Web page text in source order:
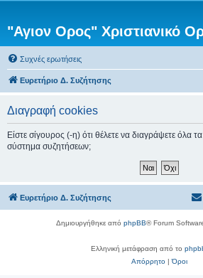
"Αγιον Ορος" Χριστιανικό
Συχνές ερωτήσεις
Ευρετήριο Δ. Συζήτησης
Διαγραφή cookies
Είστε σίγουρος (-η) ότι θέλετε να διαγράψετε όλα
σύστημα συζητήσεων;
Ευρετήριο Δ. Συζήτησης
Δημιουργήθηκε από phpBB® Forum
Ελληνική μετάφραση από το
Απόρρητο|Όροι